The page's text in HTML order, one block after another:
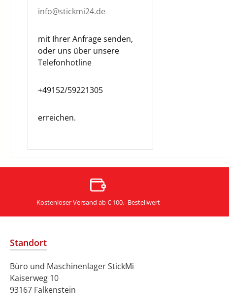
info@stickmi24.de
mit Ihrer Anfrage senden,
oder uns über unsere
Telefonhotline
+49152/59221305
erreichen.
Kostenloser Versand ab € 100,- Bestellwert
Standort
Büro und Maschinenlager StickMi
Kaiserweg 10
93167 Falkenstein